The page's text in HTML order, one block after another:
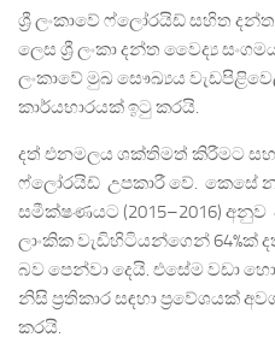
ශ්‍රී ලංකාවේ ෆ්ලෝරයිඩ් සහිත
ලෙස ශ්‍රී ලංකා දන්ත වෛද්‍ය
ලංකාවේ මුඛ සෞඛ්‍යය
කාර්යභාරයක් ඉටු කරයි.
දත් එනමලය ශක්තිමත් කිරීමට සහ
ෆ්ලෝරයිඩ් උපකාරී වේ. කෙසේ
සමීක්ෂණයට (2015–2016) අනුව
ලාංකික වැඩිහිටියන්ගෙන් 64%ක්
බව පෙන්වා දෙයි. එසේම වඩා
නිසි ප්‍රතිකාර සඳහා ප්‍රවේශයක්
කරයි.